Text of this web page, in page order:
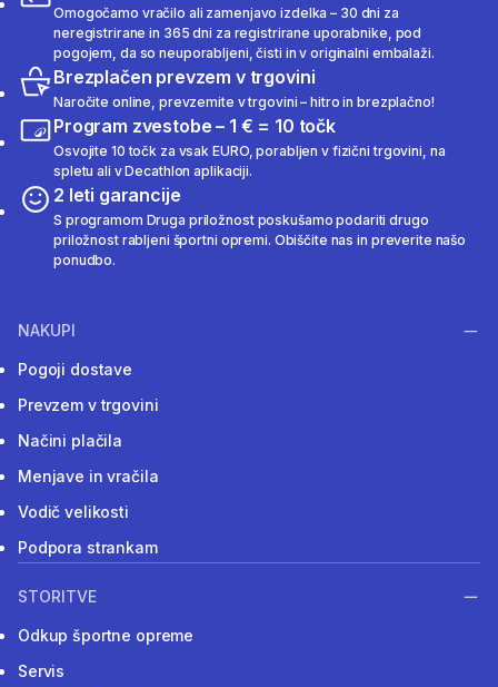
Omogočamo vračilo ali zamenjavo izdelka – 30 dni za
neregistrirane in 365 dni za registrirane uporabnike, pod
pogojem, da so neuporabljeni, čisti in v originalni embalaži.
Brezplačen prevzem v trgovini
Naročite online, prevzemite v trgovini – hitro in brezplačno!
Program zvestobe – 1 € = 10 točk
Osvojite 10 točk za vsak EURO, porabljen v fizični trgovini, na
spletu ali v Decathlon aplikaciji.
2 leti garancije
S programom Druga priložnost poskušamo podariti drugo
priložnost rabljeni športni opremi. Obiščite nas in preverite našo
ponudbo.
NAKUPI
Pogoji dostave
Prevzem v trgovini
Načini plačila
Menjave in vračila
Vodič velikosti
Podpora strankam
STORITVE
Odkup športne opreme
Servis